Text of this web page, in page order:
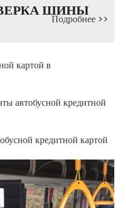
ШИНЫ
Подробнее >>
картой в
автобусной кредитной
кредитной картой